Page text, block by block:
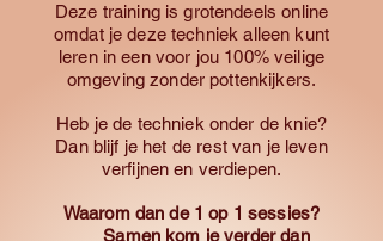
Deze training is grotendeels online
omdat je deze techniek alleen kunt
leren in een voor jou 100% veilige
omgeving zonder pottenkijkers.
Heb je de techniek onder de knie?
Dan blijf je het de rest van je leven
verfijnen en verdiepen.
Waarom dan de 1 op 1 sessies?
Samen kom je verder dan